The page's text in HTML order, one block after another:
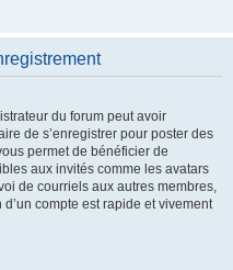
du forum peut avoir
de s’enregistrer pour poster des
permet de bénéficier de
aux invités comme les avatars
de courriels aux autres membres,
compte est rapide et vivement